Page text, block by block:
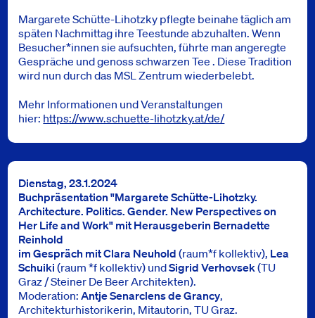
Margarete Schütte-Lihotzky pflegte beinahe täglich am
späten Nachmittag ihre Teestunde abzuhalten. Wenn
Besucher*innen sie aufsuchten, führte man angeregte
Gespräche und genoss schwarzen Tee . Diese Tradition
wird nun durch das MSL Zentrum wiederbelebt.
Mehr Informationen und Veranstaltungen
hier: https://www.schuette-lihotzky.at/de/
Dienstag, 23.1.2024
Buchpräsentation "Margarete Schütte-Lihotzky.
Architecture. Politics. Gender. New Perspectives on
Her Life and Work" mit Herausgeberin Bernadette
Reinhold
im Gespräch mit Clara Neuhold(raum*f kollektiv), Lea
Schuiki(raum *f kollektiv) undSigrid Verhovsek(TU
Graz / Steiner De Beer Architekten).
Moderation:Antje Senarclens de Grancy,
Architekturhistorikerin, Mitautorin, TU Graz.